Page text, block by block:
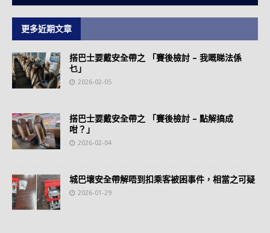
更多近期文章
搭巴士要戴安全帶之 「賽後檢討 – 我嘅睇法係
乜」
2026-02-05
搭巴士要戴安全帶之 「賽後檢討 – 點解搞成
咁？」
2026-02-04
城巴壞安全帶解唔到扣乘客被困事件，相當之可疑
2026-01-29